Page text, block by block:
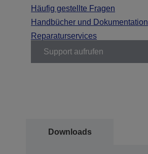
Häufig gestellte Fragen
Handbücher und Dokumentation
Reparaturservices
Support aufrufen
Downloads